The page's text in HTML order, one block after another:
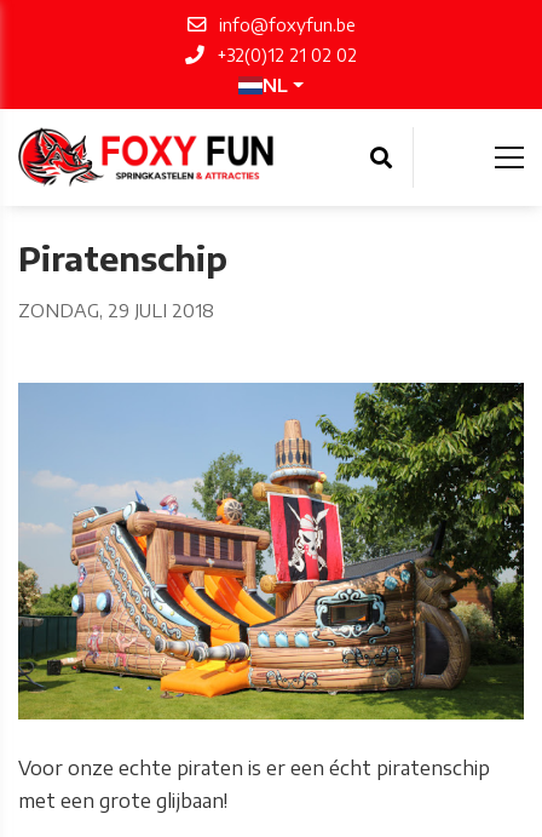
info@foxyfun.be
+32(0)12 21 02 02
NL
Piratenschip
ZONDAG, 29 JULI 2018
Voor onze echte piraten is er een écht piratenschip
met een grote glijbaan!